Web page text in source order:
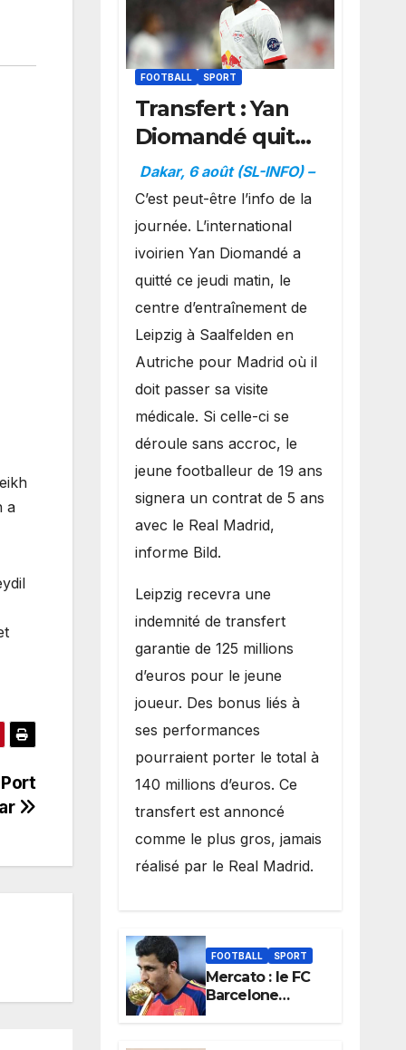
a
FOOTBALL SPORT
Transfert : Yan
Diomandé quitte
l’Autriche et
prend la
direction de
Madrid
Dakar, 6 août (SL-INFO) –
C’est peut-être l’info de la
journée. L’international
ivoirien Yan Diomandé a
quitté ce jeudi matin, le
centre d’entraînement de
Leipzig à Saalfelden en
Autriche pour Madrid où il
doit passer sa visite
médicale. Si celle-ci se
déroule sans accroc, le
jeune footballeur de 19 ans
signera un contrat de 5 ans
avec le Real Madrid,
informe Bild.
Leipzig recevra une
indemnité de transfert
garantie de 125 millions
d’euros pour le jeune
joueur. Des bonus liés à
ses performances
pourraient porter le total à
140 millions d’euros. Ce
transfert est annoncé
comme le plus gros, jamais
réalisé par le Real Madrid.
FOOTBALL SPORT
Mercato : le FC
Barcelone
avance sur